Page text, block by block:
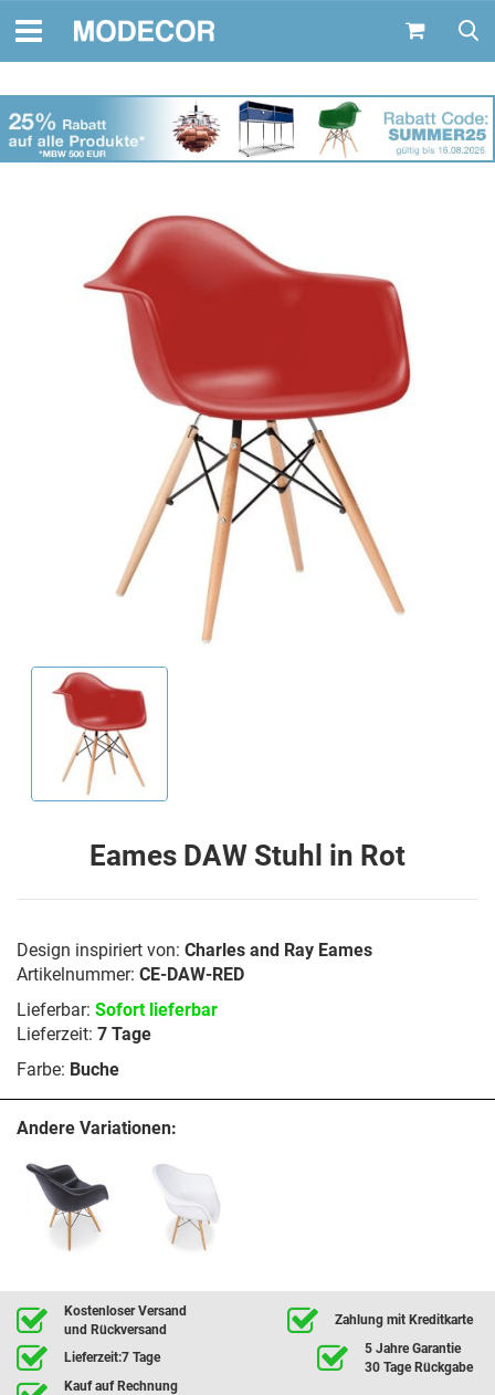
Eames DAW Stuhl in Rot
Design inspiriert von: Charles and Ray Eames
Artikelnummer: CE-DAW-RED
Lieferbar: Sofort lieferbar
Lieferzeit: 7 Tage
Farbe: Buche
Andere Variationen:
Kostenloser Versand
und Rückversand
Zahlung mit Kreditkarte
Lieferzeit:7 Tage
5 Jahre Garantie
30 Tage Rückgabe
Kauf auf Rechnung